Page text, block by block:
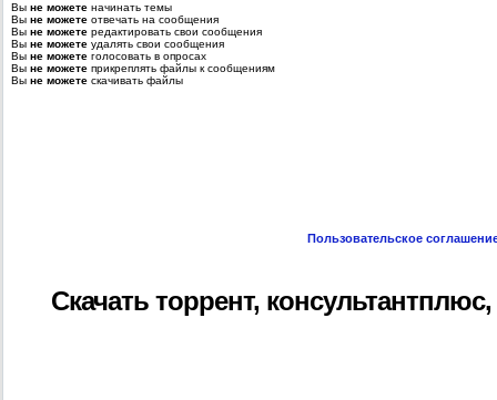
Вы не можете начинать темы
Вы не можете отвечать на сообщения
Вы не можете редактировать свои сообщения
Вы не можете удалять свои сообщения
Вы не можете голосовать в опросах
Вы не можете прикреплять файлы к сообщениям
Вы не можете скачивать файлы
Пользовательское
Скачать торрент,